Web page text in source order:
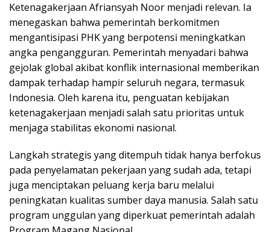
Ketenagakerjaan Afriansyah Noor menjadi relevan. Ia
menegaskan bahwa pemerintah berkomitmen
mengantisipasi PHK yang berpotensi meningkatkan
angka pengangguran. Pemerintah menyadari bahwa
gejolak global akibat konflik internasional memberikan
dampak terhadap hampir seluruh negara, termasuk
Indonesia. Oleh karena itu, penguatan kebijakan
ketenagakerjaan menjadi salah satu prioritas untuk
menjaga stabilitas ekonomi nasional.
Langkah strategis yang ditempuh tidak hanya berfokus
pada penyelamatan pekerjaan yang sudah ada, tetapi
juga menciptakan peluang kerja baru melalui
peningkatan kualitas sumber daya manusia. Salah satu
program unggulan yang diperkuat pemerintah adalah